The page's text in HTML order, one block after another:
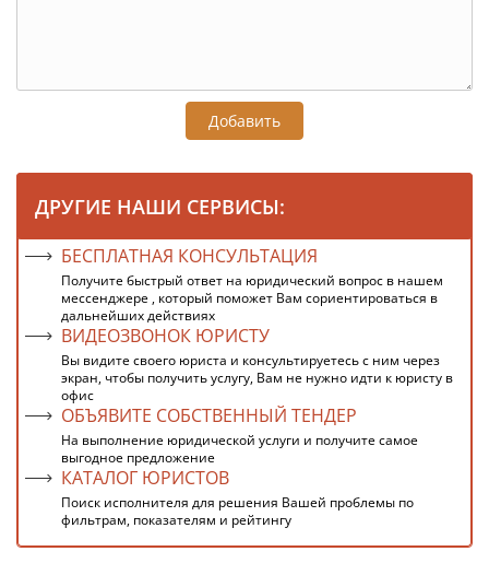
Добавить
ДРУГИЕ НАШИ СЕРВИСЫ:
БЕСПЛАТНАЯ КОНСУЛЬТАЦИЯ
Получите быстрый ответ на юридический вопрос в нашем
мессенджере , который поможет Вам сориентироваться в
дальнейших действиях
ВИДЕОЗВОНОК ЮРИСТУ
Вы видите своего юриста и консультируетесь с ним через
экран, чтобы получить услугу, Вам не нужно идти к юристу в
офис
ОБЪЯВИТЕ СОБСТВЕННЫЙ ТЕНДЕР
На выполнение юридической услуги и получите самое
выгодное предложение
КАТАЛОГ ЮРИСТОВ
Поиск исполнителя для решения Вашей проблемы по
фильтрам, показателям и рейтингу